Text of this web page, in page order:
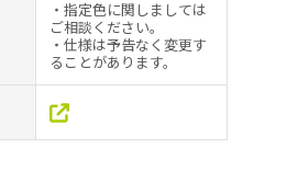
・指定色に関しましては
ご相談ください。
・仕様は予告なく変更す
ることがあります。